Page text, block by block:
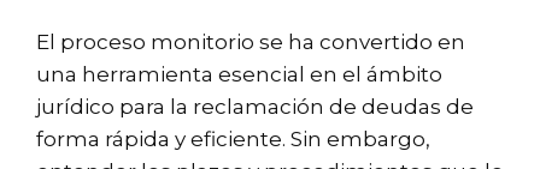
El proceso monitorio se ha convertido en
una herramienta esencial en el ámbito
jurídico para la reclamación de deudas de
forma rápida y eficiente. Sin embargo,